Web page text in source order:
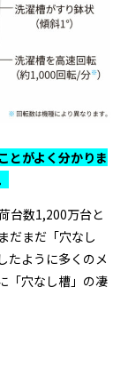
がよく分かりま
台数1,200万台と
だまだ「穴なし
たように多くのメ
「穴なし槽」の凄